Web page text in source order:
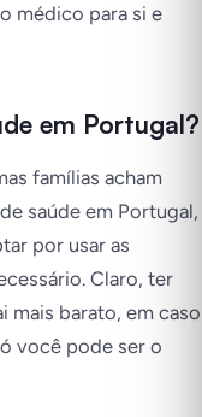
médico para si e
em Portugal?
famílias acham
saúde em Portugal,
por usar as
Claro, ter
mais barato, em caso
você pode ser o